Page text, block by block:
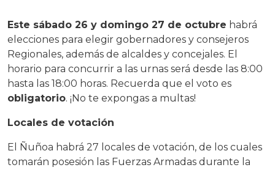
Este sábado 26 y domingo 27 de octubre habrá
elecciones para elegir gobernadores y consejeros
Regionales, además de alcaldes y concejales. El
horario para concurrir a las urnas será desde las 8:00
hasta las 18:00 horas. Recuerda que el voto es
obligatorio. ¡No te expongas a multas!
Locales de votación
El Ñuñoa habrá 27 locales de votación, de los cuales
tomarán posesión las Fuerzas Armadas durante la